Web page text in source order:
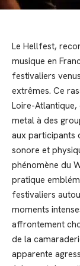
Le Hellfest,
musique en
festivaliers
extrêmes. Ce
Loire-
metal à des
aux participants
sonore et
phénomène du
pratique
festivaliers
moments
affrontement
de la
apparente